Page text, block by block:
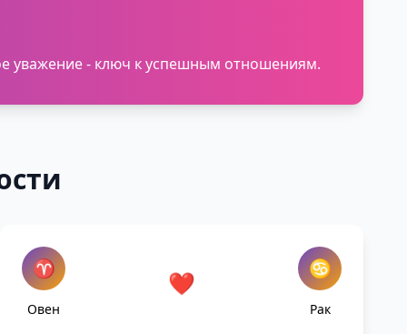
уважение - ключ к успешным отношениям.
♈
Овен
❤️ ♋
Рак